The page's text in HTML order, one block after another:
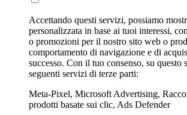
Accettando questi servizi, possiamo
personalizzata in base ai tuoi interessi,
o promozioni per il nostro sito web o
comportamento di navigazione e di
successo. Con il tuo consenso, su questo
seguenti servizi di terze parti:
Meta-Pixel, Microsoft Advertising,
prodotti basate sui clic, Ads Defender